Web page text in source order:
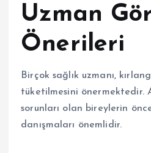
Uzman
Önerileri
Birçok sağlık uzmanı,
tüketilmesini önermektedir.
sorunları olan bireylerin
danışmaları önemlidir.